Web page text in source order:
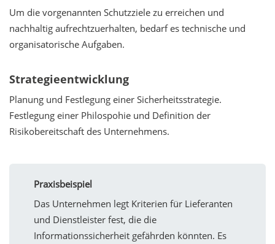
Um die vorgenannten Schutzziele zu erreichen und
nachhaltig aufrechtzuerhalten, bedarf es technische und
organisatorische Aufgaben.
Strategieentwicklung
Planung und Festlegung einer Sicherheitsstrategie.
Festlegung einer Philospohie und Definition der
Risikobereitschaft des Unternehmens.
Praxisbeispiel
Das Unternehmen legt Kriterien für Lieferanten
und Dienstleister fest, die die
Informationssicherheit gefährden könnten. Es